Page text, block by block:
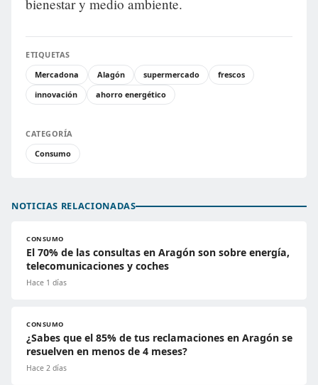
bienestar y medio ambiente.
ETIQUETAS
Mercadona
Alagón supermercado
frescos
innovación
ahorro energético
CATEGORÍA
Consumo
NOTICIAS RELACIONADAS
CONSUMO
El 70% de las consultas en Aragón son sobre energía,
telecomunicaciones y coches
Hace 1 días
CONSUMO
¿Sabes que el 85% de tus reclamaciones en Aragón se
resuelven en menos de 4 meses?
Hace 2 días